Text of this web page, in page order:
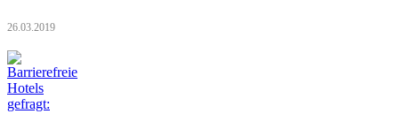
26.03.2019